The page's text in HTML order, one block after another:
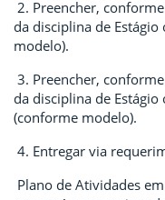
2. Preencher,
da disciplina de
modelo).
3. Preencher,
da disciplina de
(conforme modelo).
4. Entregar via
Plano de Atividades